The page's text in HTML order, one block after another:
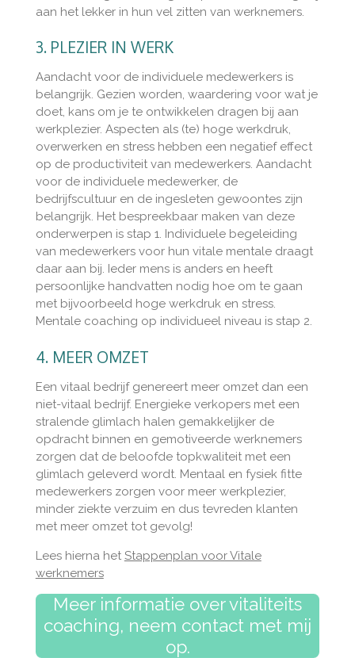
aan het lekker in hun vel zitten van werknemers.
3. PLEZIER IN WERK
Aandacht voor de individuele medewerkers is
belangrijk. Gezien worden, waardering voor wat je
doet, kans om je te ontwikkelen dragen bij aan
werkplezier. Aspecten als (te) hoge werkdruk,
overwerken en stress hebben een negatief effect
op de productiviteit van medewerkers. Aandacht
voor de individuele medewerker, de
bedrijfscultuur en de ingesleten gewoontes zijn
belangrijk. Het bespreekbaar maken van deze
onderwerpen is stap 1. Individuele begeleiding
van medewerkers voor hun vitale mentale draagt
daar aan bij. Ieder mens is anders en heeft
persoonlijke handvatten nodig hoe om te gaan
met bijvoorbeeld hoge werkdruk en stress.
Mentale coaching op individueel niveau is stap 2.
4. MEER OMZET
Een vitaal bedrijf genereert meer omzet dan een
niet-vitaal bedrijf. Energieke verkopers met een
stralende glimlach halen gemakkelijker de
opdracht binnen en gemotiveerde werknemers
zorgen dat de beloofde topkwaliteit met een
glimlach geleverd wordt. Mentaal en fysiek fitte
medewerkers zorgen voor meer werkplezier,
minder ziekte verzuim en dus tevreden klanten
met meer omzet tot gevolg!
Lees hierna het Stappenplan voor Vitale
werknemers
Meer informatie over vitaliteits
coaching, neem contact met mij
op.